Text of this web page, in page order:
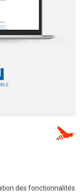
des fonctionnalités